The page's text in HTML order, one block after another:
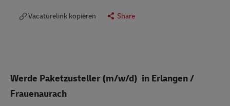
Vacaturelink kopiëren Share
Werde Paketzusteller (m/w/d) in Erlangen /
Frauenaurach